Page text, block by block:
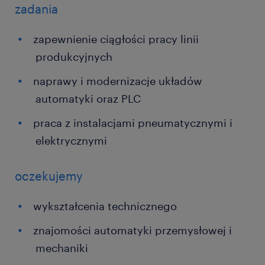
zadania
zapewnienie ciągłości pracy linii
produkcyjnych
naprawy i modernizacje układów
automatyki oraz PLC
praca z instalacjami pneumatycznymi i
elektrycznymi
oczekujemy
wykształcenia technicznego
znajomości automatyki przemysłowej i
mechaniki